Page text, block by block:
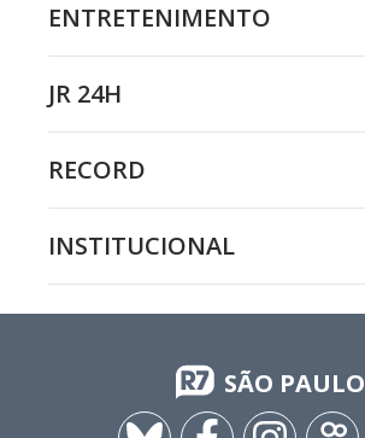
ENTRETENIMENTO
JR 24H
RECORD
INSTITUCIONAL
SÃO PAULO